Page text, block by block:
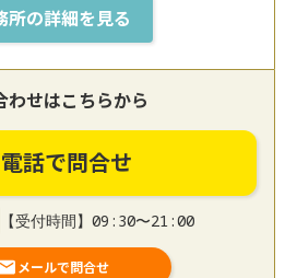
所の詳細を見る
わせはこちらから
電話で問合せ
【受付時間】09:30〜21:00
メールで問合せ